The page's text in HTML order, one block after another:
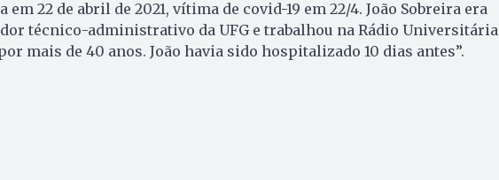
em 22 de abril de 2021, vítima de covid-19 em 22/4. João Sobreira era
técnico-administrativo da UFG e trabalhou na Rádio Universitária
mais de 40 anos. João havia sido hospitalizado 10 dias antes”.